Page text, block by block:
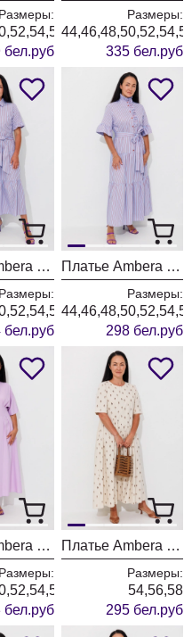
Размеры:
бел.руб
Размеры:
335 бел.руб
Платье Ambera style 1153 голубой + полоска
Размеры:
бел.руб
Платье Ambera style 1152 голубой
Размеры:
298 бел.руб
Платье Ambera style 1148-2 лаванда
Размеры:
бел.руб
Платье Ambera style 1059-1 бежевый + листья
Размеры:
54,56,58
295 бел.руб